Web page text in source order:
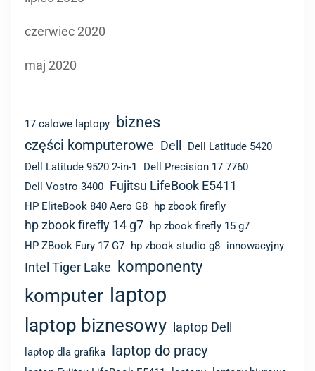
czerwiec 2020
maj 2020
17 calowe laptopy biznes
części komputerowe Dell
Dell Latitude 5420
Dell Latitude 9520 2-in-1
Dell Precision 17 7760
Dell Vostro 3400
Fujitsu LifeBook E5411
HP EliteBook 840 Aero G8 hp zbook firefly
hp zbook firefly 14 g7
hp zbook firefly 15 g7
HP ZBook Fury 17 G7
hp zbook studio g8 innowacyjny
Intel Tiger Lake komponenty
komputer laptop
laptop biznesowy laptop Dell
laptop dla grafika laptop do pracy